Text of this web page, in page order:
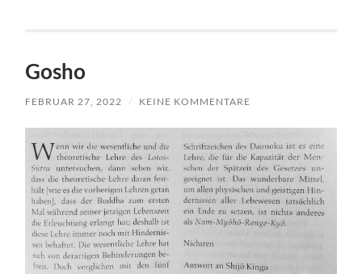
Gosho
FEBRUAR 27, 2022 / KEINE KOMMENTARE